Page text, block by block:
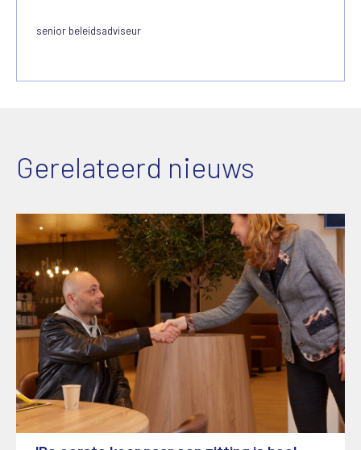
senior beleidsadviseur
Gerelateerd nieuws